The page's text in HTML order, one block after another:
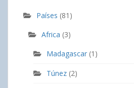
Países (81)
Africa (3)
Madagascar (1)
Túnez (2)